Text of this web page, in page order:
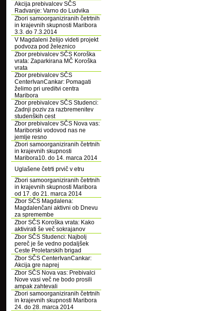
Akcija prebivalcev SČS
Radvanje: Varno do Ludvika
Zbori samoorganiziranih četrtnih
in krajevnih skupnosti Maribora
3.3. do 7.3.2014
V Magdaleni želijo videti projekt
podvoza pod železnico
Zbor prebivalcev SČS Koroška
vrata: Zaparkirana MČ Koroška
vrata
Zbor prebivalcev SČS
CenterIvanCankar: Pomagati
želimo pri ureditvi centra
Maribora
Zbor prebivalcev SČS Studenci:
Zadnji poziv za razbremenitev
studenških cest
Zbor prebivalcev SČS Nova vas:
Mariborski vodovod nas ne
jemlje resno
Zbori samoorganiziranih četrtnih
in krajevnih skupnosti
Maribora10. do 14. marca 2014
Uglašene četrti prvič v etru
Zbori samoorganiziranih četrtnih
in krajevnih skupnosti Maribora
od 17. do 21. marca 2014
Zbor SČS Magdalena:
Magdalenčani aktivni ob Dnevu
za spremembe
Zbor SČS Koroška vrata: Kako
aktivirati še več sokrajanov
Zbor SČS Studenci: Najbolj
pereč je še vedno podaljšek
Ceste Proletarskih brigad
Zbor SČS CenterIvanCankar:
Akcija gre naprej
Zbor SČS Nova vas: Prebivalci
Nove vasi več ne bodo prosili
ampak zahtevali
Zbori samoorganiziranih četrtnih
in krajevnih skupnosti Maribora
24. do 28. marca 2014